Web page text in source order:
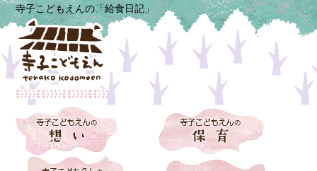
寺子こどもえんの「給食日記」